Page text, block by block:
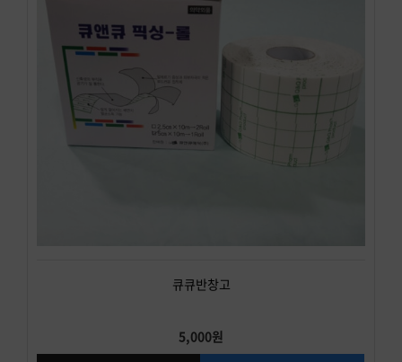
큐큐반창고
5,000원